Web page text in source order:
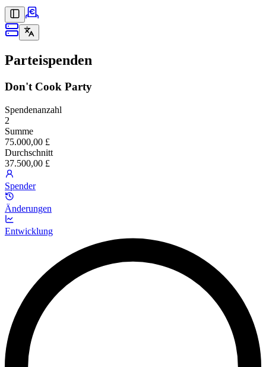
Parteispenden
Don't Cook Party
Spendenanzahl
2
Summe
75.000,00 £
Durchschnitt
37.500,00 £
Spender
Änderungen
Entwicklung